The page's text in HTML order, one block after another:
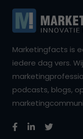
Marketingfacts is
iedere dag vers.
podcasts, blogs,